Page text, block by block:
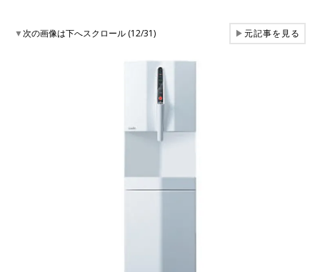
▼次の画像は下へスクロール (12/31) ▶元記事を見る